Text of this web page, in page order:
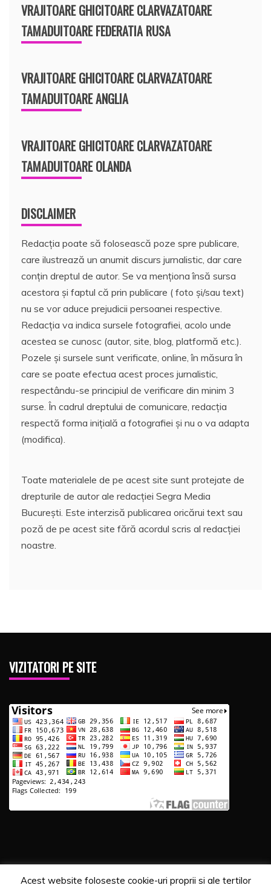
VRAJITOARE GHICITOARE CLARVAZATOARE
TAMADUITOARE FEDERATIA RUSA
VRAJITOARE GHICITOARE CLARVAZATOARE
TAMADUITOARE ANGLIA
VRAJITOARE GHICITOARE CLARVAZATOARE
TAMADUITOARE OLANDA
DISCLAIMER
Redacția poate să folosească poze spre publicare,
care ilustrează un anumit discurs jurnalistic, dar care
conțin dreptul de autor. Se va menționa însă sursa
acestora și faptul că prin publicare ( foto și/sau text)
nu se vor aduce prejudicii persoanei respective.
Redacția va indica sursele fotografiei, acolo unde
acestea se cunosc (autor, site, blog, platformă etc.).
Pozele și sursele sunt verificate, online, în măsura în
care se poate efectua acest proces jurnalistic,
respectându-se principiul de verificare din minim 3
surse. În cadrul dreptului de comunicare, redacția
respectă forma inițială a fotografiei și nu o va adapta
(modifica).
Toate materialele de pe acest site sunt protejate de
drepturile de autor ale redacției Segra Media
București. Este interzisă publicarea oricărui text sau
poză de pe acest site fără acordul scris al redacției
noastre.
VIZITATORI PE SITE
Acest website foloseste cookie-uri proprii si ale tertilor